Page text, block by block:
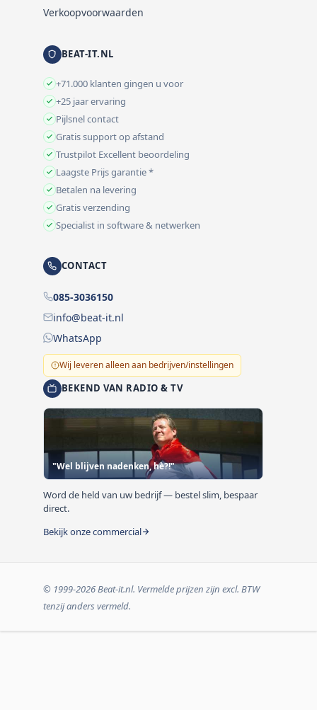
Verkoopvoorwaarden
BEAT-IT.NL
+71.000 klanten gingen u voor
+25 jaar ervaring
Pijlsnel contact
Gratis support op afstand
Trustpilot Excellent beoordeling
Laagste Prijs garantie *
Betalen na levering
Gratis verzending
Specialist in software & netwerken
CONTACT
085-3036150
info@beat-it.nl
WhatsApp
Wij leveren alleen aan bedrijven/instellingen
BEKEND VAN RADIO & TV
"Wel blijven nadenken, hè?!"
Word de held van uw bedrijf — bestel slim, bespaar
direct.
Bekijk onze commercial
© 1999-2026 Beat-it.nl. Vermelde prijzen zijn excl. BTW
tenzij anders vermeld.